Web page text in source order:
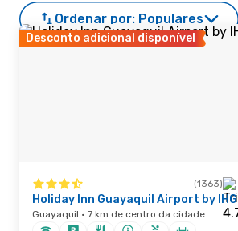
Ordenar por: Populares
Desconto adicional disponível
(1363)
Holiday Inn Guayaquil Airport by IHG
Guayaquil · 7 km de centro da cidade